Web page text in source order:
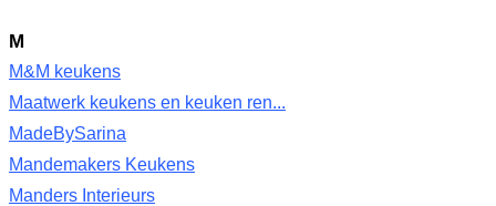
M
M&M keukens
Maatwerk keukens en keuken ren...
MadeBySarina
Mandemakers Keukens
Manders Interieurs